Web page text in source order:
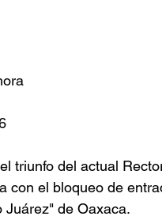
triunfo del actual
con el bloqueo de
Juárez" de Oaxaca.